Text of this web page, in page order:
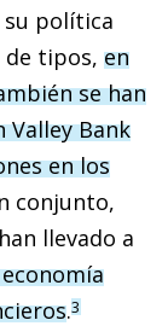
su política
de tipos, en
se han
Valley Bank
en los
conjunto,
llevado a
.3